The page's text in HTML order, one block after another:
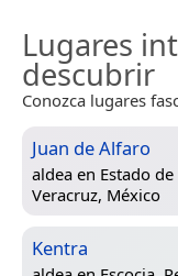
Lugares
descubrir
Conozca lugares
Juan de Alfaro
aldea en Estado de
Veracruz, México
Kentra